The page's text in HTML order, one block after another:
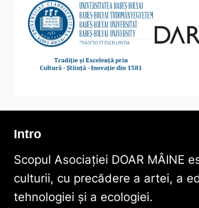
Intro
Scopul Asociaţiei DOAR MÂINE
culturii, cu precădere a artei, a
tehnologiei și a ecologiei.